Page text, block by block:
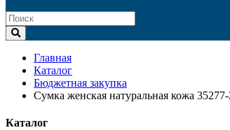
Главная
Каталог
Бюджетная закупка
Сумка женская натуральная кожа
Каталог